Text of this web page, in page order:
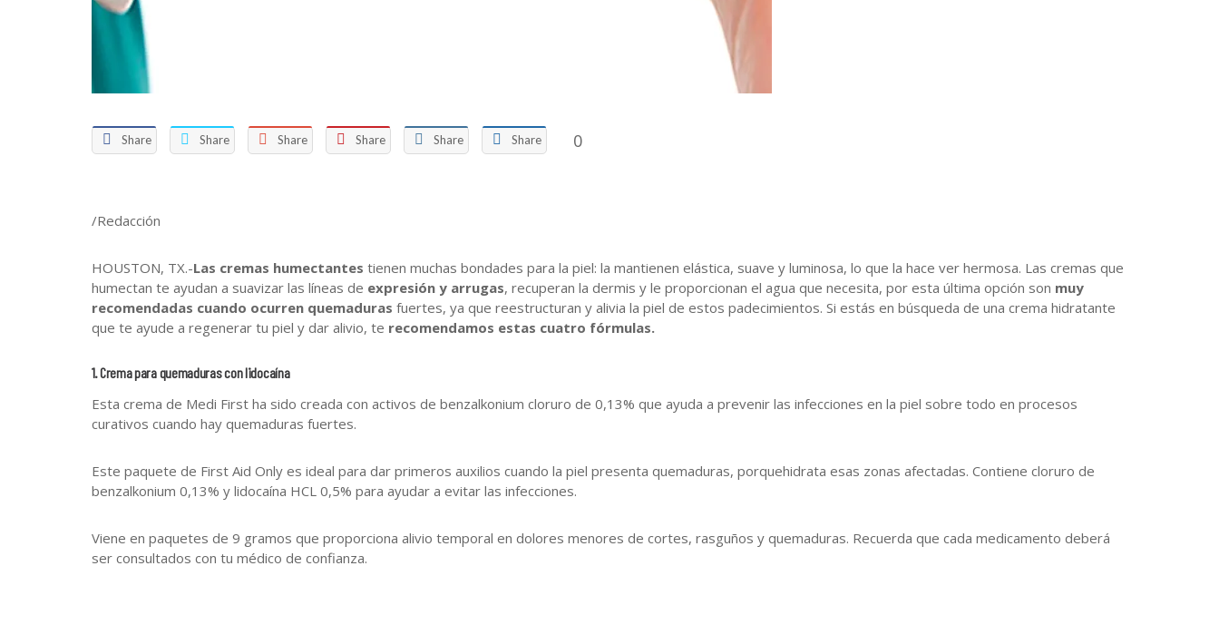
Share Share Share Share Share Share 0
/Redacción
HOUSTON, TX.-Las cremas humectantes tienen muchas bondades para la piel: la mantienen elástica, suave y luminosa, lo que la hace ver hermosa. Las cremas que
humectan te ayudan a suavizar las líneas de expresión y arrugas, recuperan la dermis y le proporcionan el agua que necesita, por esta última opción son muy
recomendadas cuando ocurren quemaduras fuertes, ya que reestructuran y alivia la piel de estos padecimientos. Si estás en búsqueda de una crema hidratante
que te ayude a regenerar tu piel y dar alivio, te recomendamos estas cuatro fórmulas.
1. Crema para quemaduras con lidocaína
Esta crema de Medi First ha sido creada con activos de benzalkonium cloruro de 0,13% que ayuda a prevenir las infecciones en la piel sobre todo en procesos
curativos cuando hay quemaduras fuertes.
Este paquete de First Aid Only es ideal para dar primeros auxilios cuando la piel presenta quemaduras, porquehidrata esas zonas afectadas. Contiene cloruro de
benzalkonium 0,13% y lidocaína HCL 0,5% para ayudar a evitar las infecciones.
Viene en paquetes de 9 gramos que proporciona alivio temporal en dolores menores de cortes, rasguños y quemaduras. Recuerda que cada medicamento deberá
ser consultados con tu médico de confianza.